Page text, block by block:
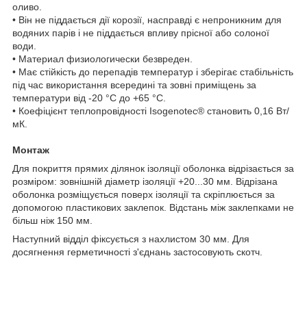
оливо.
• Він не піддається дії корозії, насправді є непроникним для
водяних парів і не піддається впливу прісної або солоної
води.
• Материал физиологически безвреден.
• Має стійкість до перепадів температур і зберігає стабільність
під час використання всередині та зовні приміщень за
температури від -20 °C до +65 °C.
• Коефіцієнт теплопровідності Isogenotec® становить 0,16 Вт/
мК.
Монтаж
Для покриття прямих ділянок ізоляції оболонка відрізається за
розміром: зовнішній діаметр ізоляції +20...30 мм. Відрізана
оболонка розміщується поверх ізоляції та скріплюється за
допомогою пластикових заклепок. Відстань між заклепками не
більш ніж 150 мм.
Наступний відділ фіксується з нахлистом 30 мм. Для
досягнення герметичності з'єднань застосовують скотч.